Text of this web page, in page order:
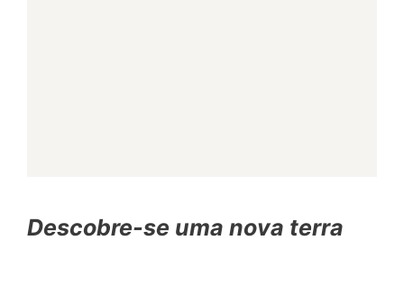
Descobre-se uma nova terra